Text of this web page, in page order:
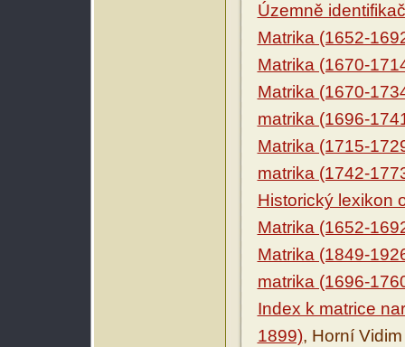
Územně
Matrika (1652-
Matrika (1670-
Matrika (1670-
matrika (1696-
Matrika (1715-
matrika (1742-
Historický lexikon
Matrika (1652-
Matrika (1849-
matrika (1696-
Index k matrice
1899), Horní